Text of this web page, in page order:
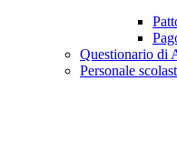
Questionario di
Personale